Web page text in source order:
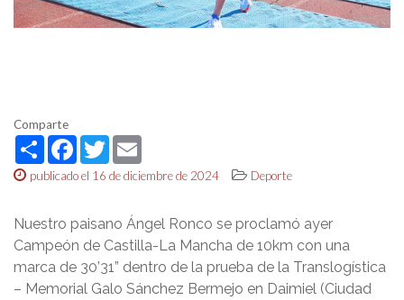
Comparte
ShareFacebook
Twitter
publicado el 16 de diciembre de 2024 Deporte
Nuestro paisano Ángel Ronco se proclamó ayer
Campeón de Castilla-La Mancha de 10km con una
marca de 30’31” dentro de la prueba de la Translogística
– Memorial Galo Sánchez Bermejo en Daimiel (Ciudad